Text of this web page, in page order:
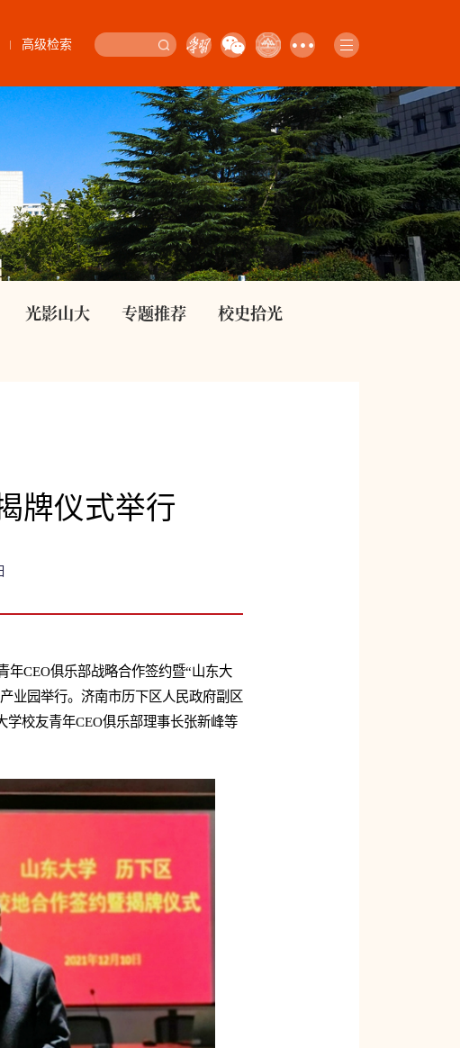
高级检索
光影山大 专题推荐 校史拾光
牌仪式举行
年CEO俱乐部战略合作签约暨“山东大
业园举行。济南市历下区人民政府副区
校友青年CEO俱乐部理事长张新峰等